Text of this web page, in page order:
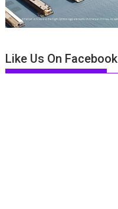
Like Us On Facebook